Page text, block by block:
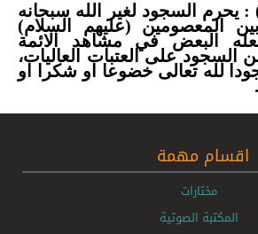
854) : يحرم السجود لغير الله سبحانه
المعصومين (عليهم السلام)
البعض في مشاهد الائمة
السجود على العتبات العاليات،
لله تعالى خضوعا او شكرا او
اقسام مهمة
مختارات
المكتبة الصوتية